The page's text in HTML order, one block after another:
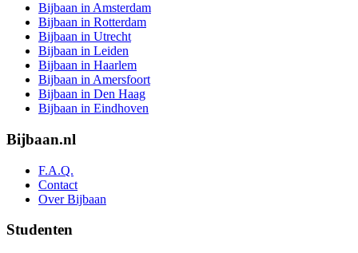
Bijbaan in Amsterdam
Bijbaan in Rotterdam
Bijbaan in Utrecht
Bijbaan in Leiden
Bijbaan in Haarlem
Bijbaan in Amersfoort
Bijbaan in Den Haag
Bijbaan in Eindhoven
Bijbaan.nl
F.A.Q.
Contact
Over Bijbaan
Studenten